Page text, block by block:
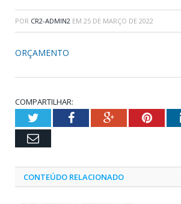
POR CR2-ADMIN2 EM 25 DE MARÇO DE 2022
ORÇAMENTO
COMPARTILHAR:
TwitterFacebookGoogle+
Email
CONTEÚDO RELACIONADO